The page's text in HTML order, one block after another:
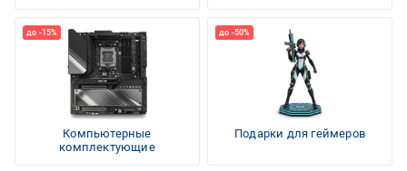
Компьютерные
комплектующие
Подарки для геймеров